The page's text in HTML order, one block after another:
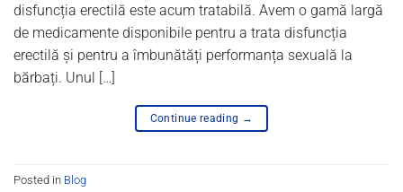
disfuncția erectilă este acum tratabilă. Avem o gamă largă
de medicamente disponibile pentru a trata disfuncția
erectilă și pentru a îmbunătăți performanța sexuală la
bărbați. Unul […]
Continue reading →
Posted in Blog